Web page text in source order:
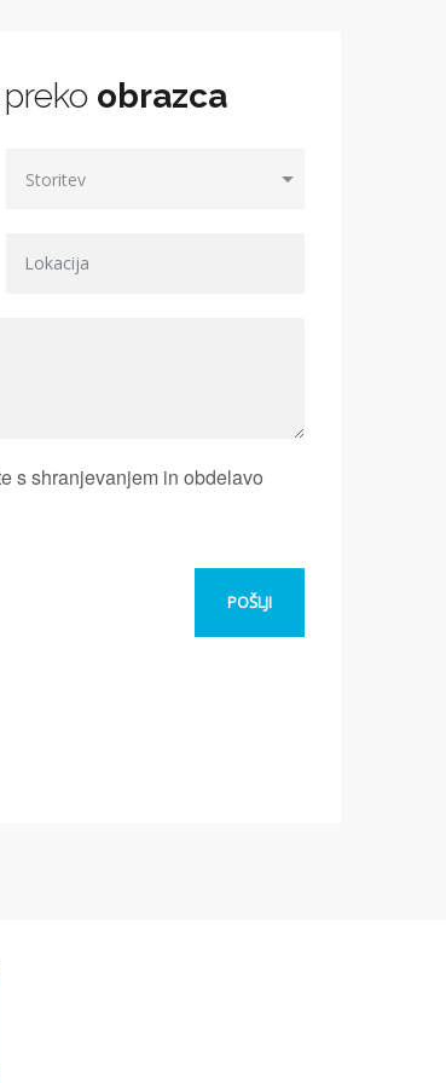
obrazca
s shranjevanjem in obdelavo